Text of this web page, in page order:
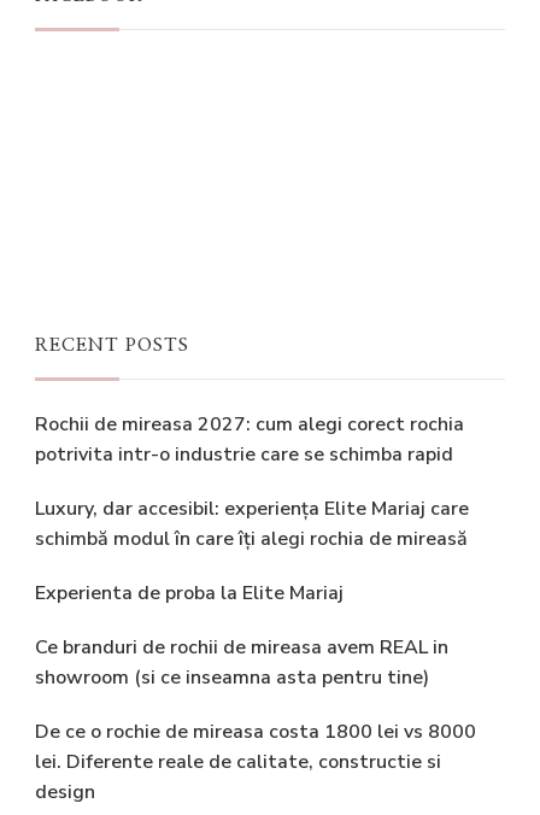
RECENT POSTS
Rochii de mireasa 2027: cum alegi corect rochia
potrivita intr-o industrie care se schimba rapid
Luxury, dar accesibil: experiența Elite Mariaj care
schimbă modul în care îți alegi rochia de mireasă
Experienta de proba la Elite Mariaj
Ce branduri de rochii de mireasa avem REAL in
showroom (si ce inseamna asta pentru tine)
De ce o rochie de mireasa costa 1800 lei vs 8000
lei. Diferente reale de calitate, constructie si
design